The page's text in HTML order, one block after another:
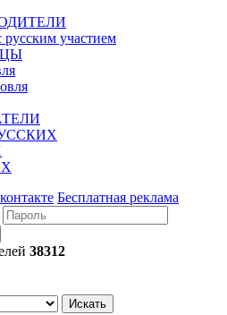
русским участием
Бесплатная реклама
38312
Искать